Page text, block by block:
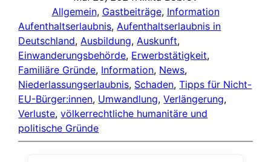
Allgemein, Gastbeiträge, Information
Aufenthaltserlaubnis, Aufenthaltserlaubnis in
Deutschland, Ausbildung, Auskunft
Einwanderungsbehörde, Erwerbstätigkeit
Familiäre Gründe, Information, News
Niederlassungserlaubnis, Schaden, Tipps für Nicht-
EU-Bürger:innen, Umwandlung, Verlängerung
Verluste, völkerrechtliche humanitäre und
politische Gründe